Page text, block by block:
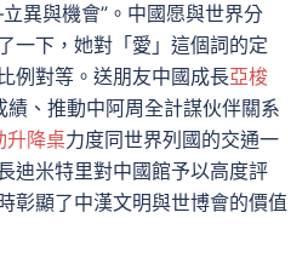
異與機會”。中國愿與世界分
一下，她對「愛」這個詞的定
例對等。送朋友中國成長亞梭
績、推動中阿周全計謀伙伴關系
升降桌力度同世界列國的交通一
迪米特里對中國館予以高度評
彰顯了中漢文明與世博會的價值